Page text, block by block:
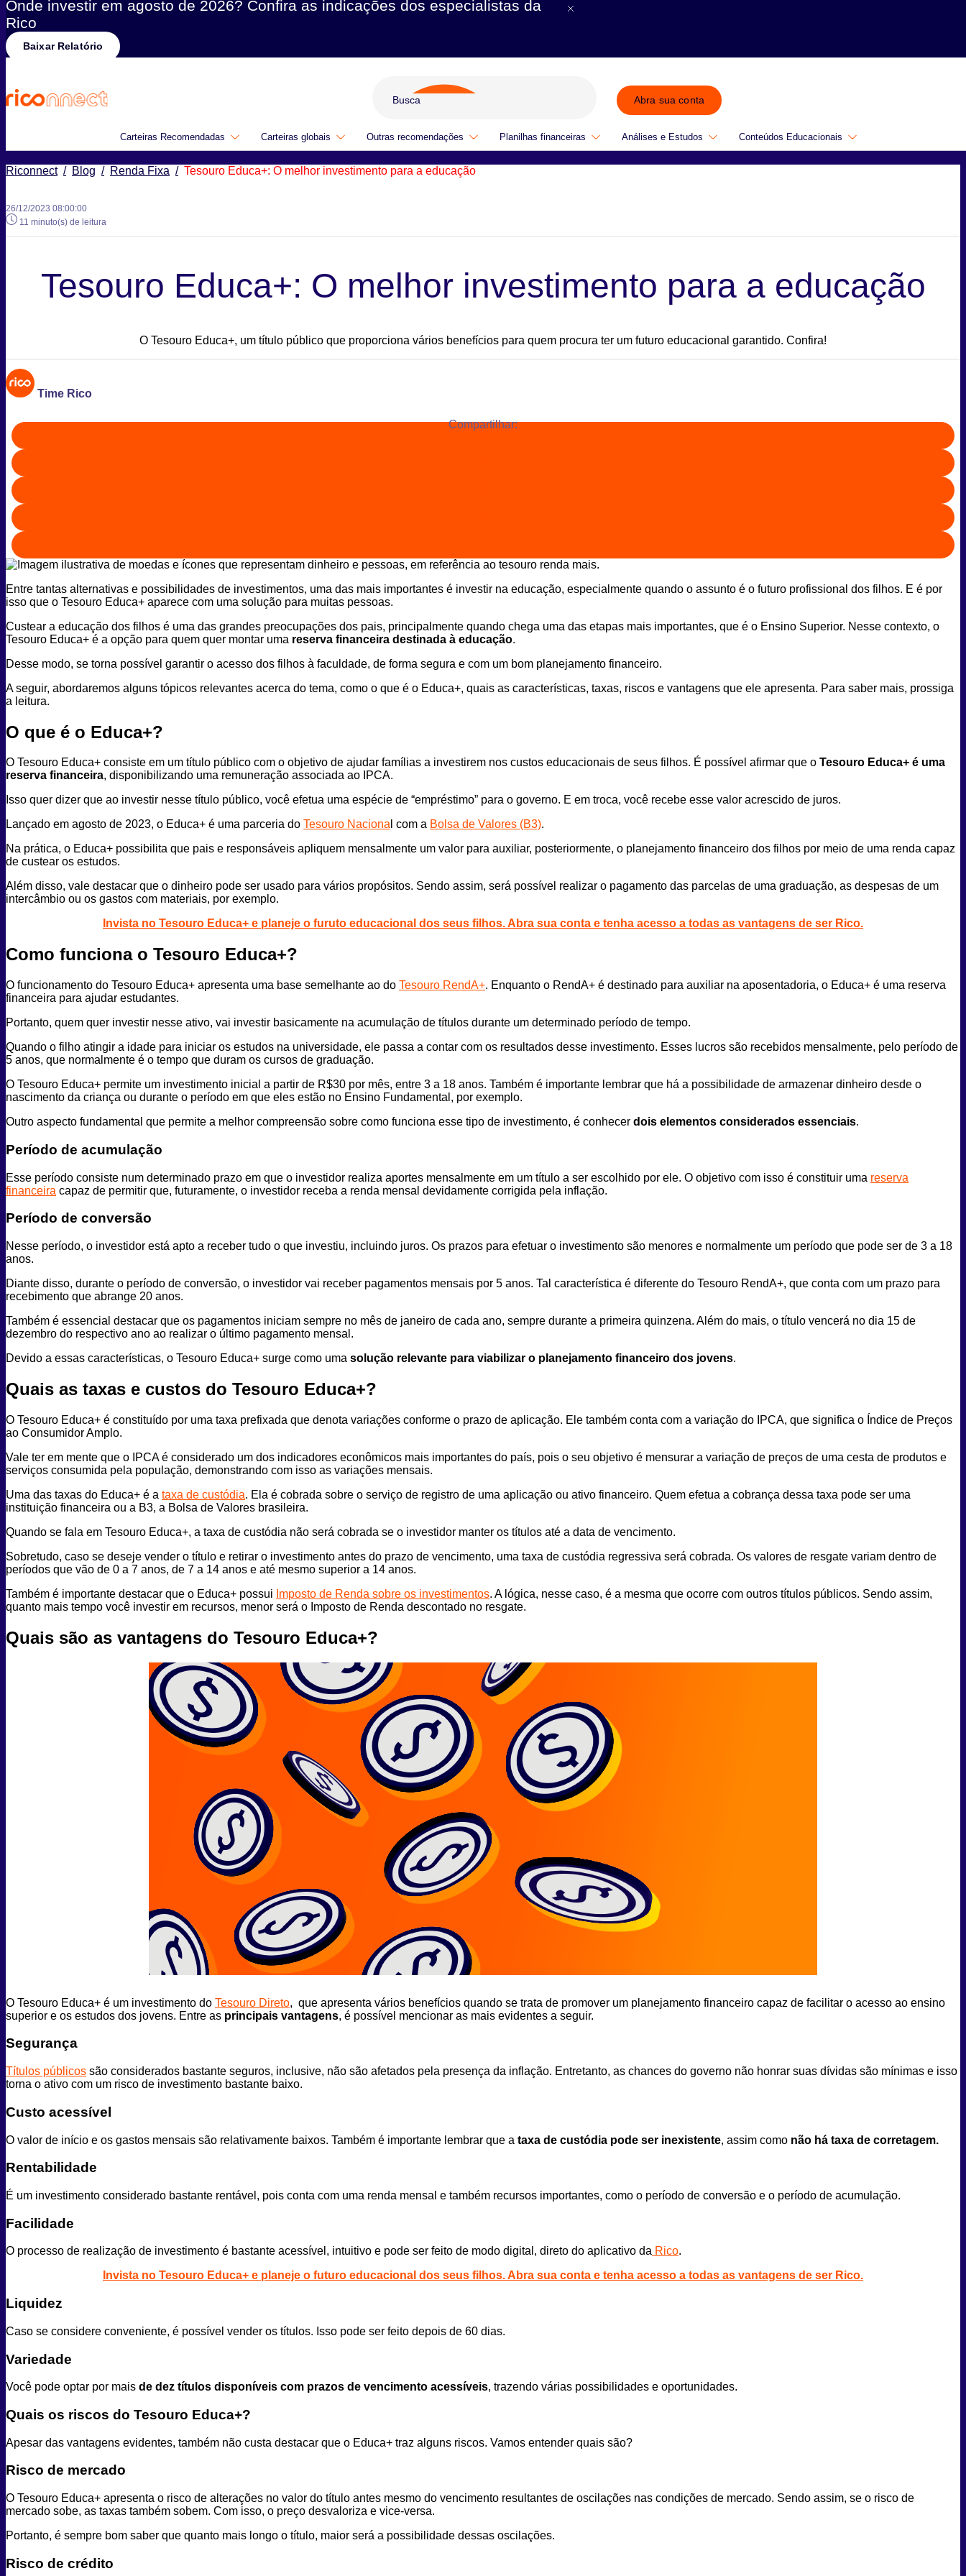
Onde investir em agosto de 2026? Confira as indicações dos especialistas da
Rico
Baixar Relatório
Abra sua conta
Carteiras Recomendadas Carteiras globais Outras recomendações Planilhas financeiras Análises e Estudos Conteúdos Educacionais
Riconnect / Blog / Renda Fixa / Tesouro Educa+: O melhor investimento para a educação
26/12/2023 08:00:00
11 minuto(s) de leitura
Tesouro Educa+: O melhor investimento para a educação
O Tesouro Educa+, um título público que proporciona vários benefícios para quem procura ter um futuro educacional garantido. Confira!
Time Rico
Compartilhar:
Entre tantas alternativas e possibilidades de investimentos, uma das mais importantes é investir na educação, especialmente quando o assunto é o futuro profissional dos filhos. E é por
isso que o Tesouro Educa+ aparece com uma solução para muitas pessoas.
Custear a educação dos filhos é uma das grandes preocupações dos pais, principalmente quando chega uma das etapas mais importantes, que é o Ensino Superior. Nesse contexto, o
Tesouro Educa+ é a opção para quem quer montar uma reserva financeira destinada à educação.
Desse modo, se torna possível garantir o acesso dos filhos à faculdade, de forma segura e com um bom planejamento financeiro.
A seguir, abordaremos alguns tópicos relevantes acerca do tema, como o que é o Educa+, quais as características, taxas, riscos e vantagens que ele apresenta. Para saber mais, prossiga
a leitura.
O que é o Educa+?
O Tesouro Educa+ consiste em um título público com o objetivo de ajudar famílias a investirem nos custos educacionais de seus filhos. É possível afirmar que o Tesouro Educa+ é uma
reserva financeira, disponibilizando uma remuneração associada ao IPCA.
Isso quer dizer que ao investir nesse título público, você efetua uma espécie de “empréstimo” para o governo. E em troca, você recebe esse valor acrescido de juros.
Lançado em agosto de 2023, o Educa+ é uma parceria do Tesouro Naciona l com a Bolsa de Valores (B3).
Na prática, o Educa+ possibilita que pais e responsáveis apliquem mensalmente um valor para auxiliar, posteriormente, o planejamento financeiro dos filhos por meio de uma renda capaz
de custear os estudos.
Além disso, vale destacar que o dinheiro pode ser usado para vários propósitos. Sendo assim, será possível realizar o pagamento das parcelas de uma graduação, as despesas de um
intercâmbio ou os gastos com materiais, por exemplo.
Invista no Tesouro Educa+ e p laneje o furuto educacional dos seus filhos. Abra sua conta e tenha acesso a todas as vantagens de ser Rico.
Como funciona o Tesouro Educa+?
O funcionamento do Tesouro Educa+ apresenta uma base semelhante ao do Tesouro RendA+. Enquanto o RendA+ é destinado para auxiliar na aposentadoria, o Educa+ é uma reserva
financeira para ajudar estudantes.
Portanto, quem quer investir nesse ativo, vai investir basicamente na acumulação de títulos durante um determinado período de tempo.
Quando o filho atingir a idade para iniciar os estudos na universidade, ele passa a contar com os resultados desse investimento. Esses lucros são recebidos mensalmente, pelo período de
5 anos, que normalmente é o tempo que duram os cursos de graduação.
O Tesouro Educa+ permite um investimento inicial a partir de R$30 por mês, entre 3 a 18 anos. Também é importante lembrar que há a possibilidade de armazenar dinheiro desde o
nascimento da criança ou durante o período em que eles estão no Ensino Fundamental, por exemplo.
Outro aspecto fundamental que permite a melhor compreensão sobre como funciona esse tipo de investimento, é conhecer dois elementos considerados essenciais.
Período de acumulação
Esse período consiste num determinado prazo em que o investidor realiza aportes mensalmente em um título a ser escolhido por ele. O objetivo com isso é constituir uma reserva
financeira capaz de permitir que, futuramente, o investidor receba a renda mensal devidamente corrigida pela inflação.
Período de conversão
Nesse período, o investidor está apto a receber tudo o que investiu, incluindo juros. Os prazos para efetuar o investimento são menores e normalmente um período que pode ser de 3 a 18
anos.
Diante disso, durante o período de conversão, o investidor vai receber pagamentos mensais por 5 anos. Tal característica é diferente do Tesouro RendA+, que conta com um prazo para
recebimento que abrange 20 anos.
Também é essencial destacar que os pagamentos iniciam sempre no mês de janeiro de cada ano, sempre durante a primeira quinzena. Além do mais, o título vencerá no dia 15 de
dezembro do respectivo ano ao realizar o último pagamento mensal.
Devido a essas características, o Tesouro Educa+ surge como uma solução relevante para viabilizar o planejamento financeiro dos jovens.
Quais as taxas e custos do Tesouro Educa+?
O Tesouro Educa+ é constituído por uma taxa prefixada que denota variações conforme o prazo de aplicação. Ele também conta com a variação do IPCA, que significa o Índice de Preços
ao Consumidor Amplo.
Vale ter em mente que o IPCA é considerado um dos indicadores econômicos mais importantes do país, pois o seu objetivo é mensurar a variação de preços de uma cesta de produtos e
serviços consumida pela população, demonstrando com isso as variações mensais.
Uma das taxas do Educa+ é a taxa de custódia. Ela é cobrada sobre o serviço de registro de uma aplicação ou ativo financeiro. Quem efetua a cobrança dessa taxa pode ser uma
instituição financeira ou a B3, a Bolsa de Valores brasileira.
Quando se fala em Tesouro Educa+, a taxa de custódia não será cobrada se o investidor manter os títulos até a data de vencimento.
Sobretudo, caso se deseje vender o título e retirar o investimento antes do prazo de vencimento, uma taxa de custódia regressiva será cobrada. Os valores de resgate variam dentro de
períodos que vão de 0 a 7 anos, de 7 a 14 anos e até mesmo superior a 14 anos.
Também é importante destacar que o Educa+ possui Imposto de Renda sobre os investimentos. A lógica, nesse caso, é a mesma que ocorre com outros títulos públicos. Sendo assim,
quanto mais tempo você investir em recursos, menor será o Imposto de Renda descontado no resgate.
Quais são as vantagens do Tesouro Educa+?
O Tesouro Educa+ é um investimento do Tesouro Direto, que apresenta vários benefícios quando se trata de promover um planejamento financeiro capaz de facilitar o acesso ao ensino
superior e os estudos dos jovens. Entre as principais vantagens, é possível mencionar as mais evidentes a seguir.
Segurança
Títulos públicos são considerados bastante seguros, inclusive, não são afetados pela presença da inflação. Entretanto, as chances do governo não honrar suas dívidas são mínimas e isso
torna o ativo com um risco de investimento bastante baixo.
Custo acessível
O valor de início e os gastos mensais são relativamente baixos. Também é importante lembrar que a taxa de custódia pode ser inexistente, assim como não há taxa de corretagem.
Rentabilidade
É um investimento considerado bastante rentável, pois conta com uma renda mensal e também recursos importantes, como o período de conversão e o período de acumulação.
Facilidade
O processo de realização de investimento é bastante acessível, intuitivo e pode ser feito de modo digital, direto do aplicativo da Rico.
Invista no Tesouro Educa+ e planeje o futuro educacional dos seus filhos. Abra sua conta e tenha acesso a todas as vantagens de ser Rico.
Liquidez
Caso se considere conveniente, é possível vender os títulos. Isso pode ser feito depois de 60 dias.
Variedade
Você pode optar por mais de dez títulos disponíveis com prazos de vencimento acessíveis, trazendo várias possibilidades e oportunidades.
Quais os riscos do Tesouro Educa+?
Apesar das vantagens evidentes, também não custa destacar que o Educa+ traz alguns riscos. Vamos entender quais são?
Risco de mercado
O Tesouro Educa+ apresenta o risco de alterações no valor do título antes mesmo do vencimento resultantes de oscilações nas condições de mercado. Sendo assim, se o risco de
mercado sobe, as taxas também sobem. Com isso, o preço desvaloriza e vice-versa.
Portanto, é sempre bom saber que quanto mais longo o título, maior será a possibilidade dessas oscilações.
Risco de crédito